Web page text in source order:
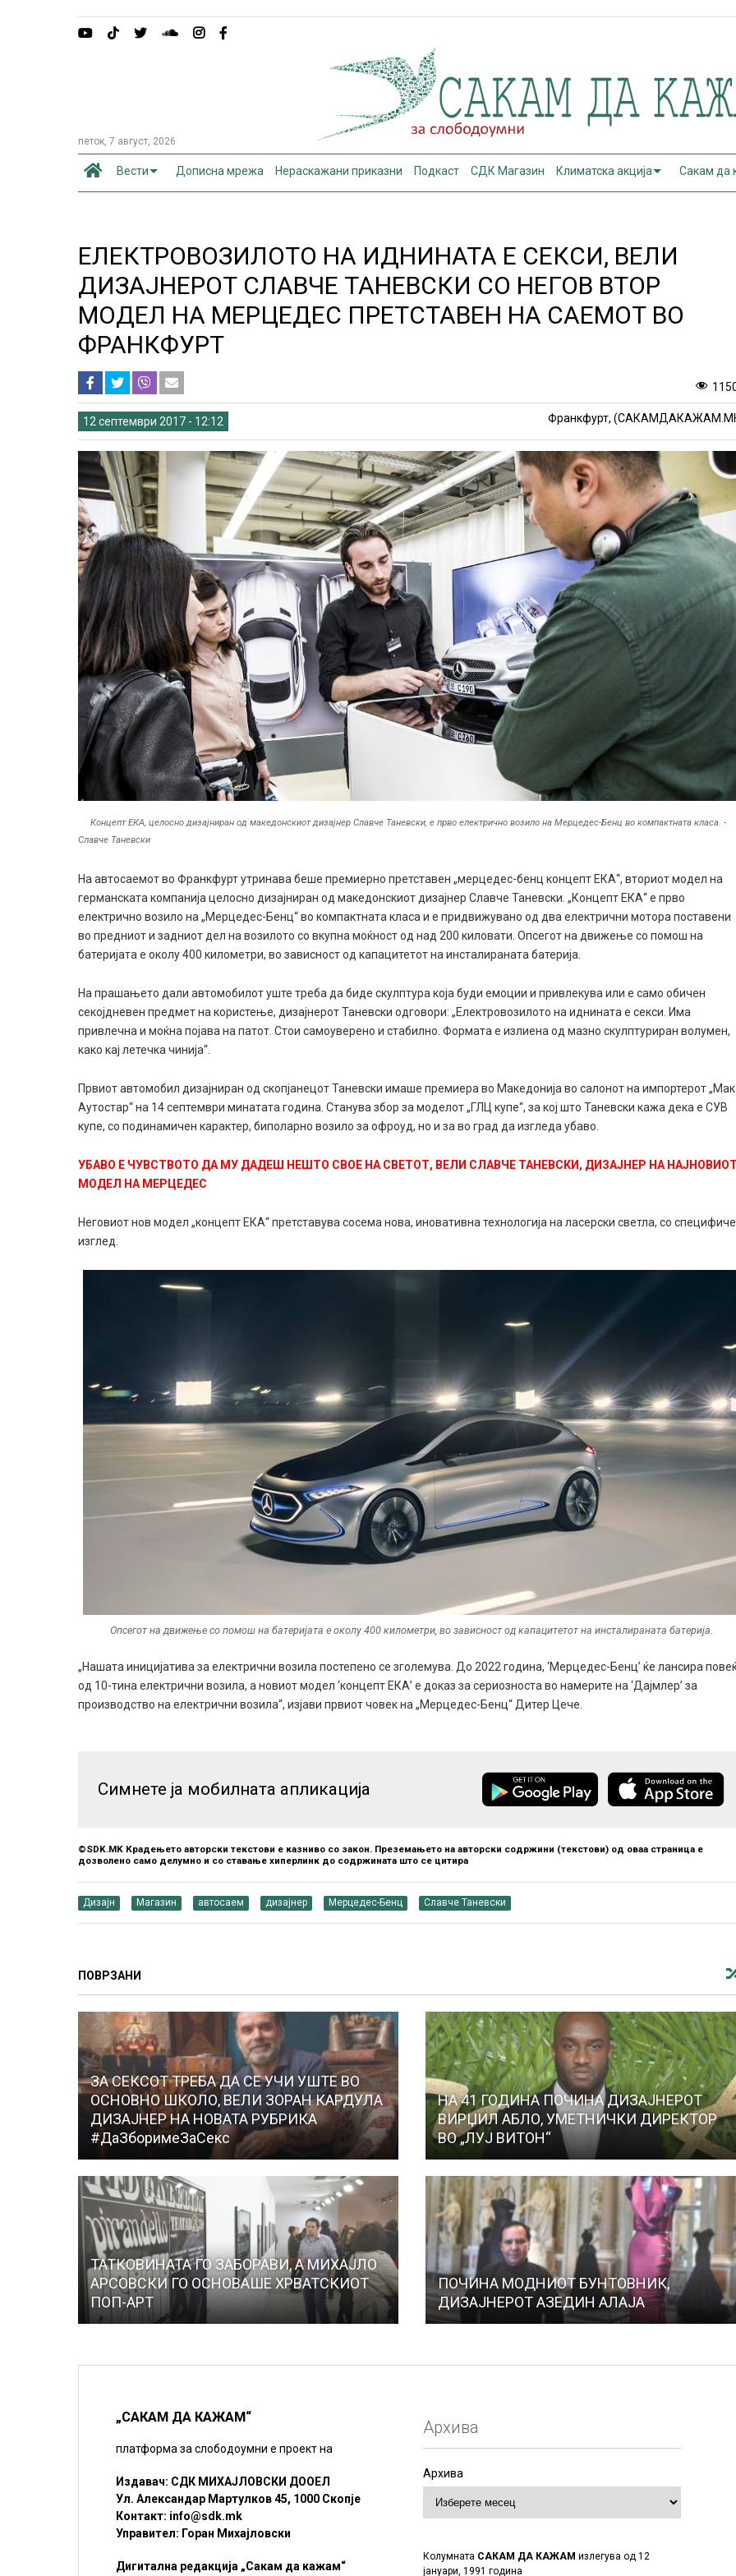
петок, 7 август, 2026
Вести Дописна мрежа Нераскажани приказни Подкаст СДК Магазин Климатска акција Сакам да
ЕЛЕКТРОВОЗИЛОТО НА ИДНИНАТА Е СЕКСИ, ВЕЛИ
ДИЗАЈНЕРОТ СЛАВЧЕ ТАНЕВСКИ СО НЕГОВ ВТОР
МОДЕЛ НА МЕРЦЕДЕС ПРЕТСТАВЕН НА САЕМОТ ВО
ФРАНКФУРТ
12 септември 2017 - 12:12 Франкфурт,
Концепт ЕКА, целосно дизајниран од македонскиот дизајнер Славче Таневски, е прво електрично возило на Мерцедес-Бенц во компактната класа. -
Славче Таневски
На автосаемот во Франкфурт утринава беше премиерно претставен „мерцедес-бенц концепт ЕКА“, вториот модел на
германската компанија целосно дизајниран од македонскиот дизајнер Славче Таневски. „Концепт ЕКА“ е прво
електрично возило на „Мерцедес-Бенц“ во компактната класа и е придвижувано од два електрични мотора поставени
во предниот и задниот дел на возилото со вкупна моќност од над 200 киловати. Опсегот на движење со помош на
батеријата е околу 400 километри, во зависност од капацитетот на инсталираната батерија.
На прашањето дали автомобилот уште треба да биде скулптура која буди емоции и привлекува или е само обичен
секојдневен предмет на користење, дизајнерот Таневски одговори: „Електровозилото на иднината е секси. Има
привлечна и моќна појава на патот. Стои самоуверено и стабилно. Формата е излиена од мазно скулптуриран волумен,
како кај летечка чинија“.
Првиот автомобил дизајниран од скопјанецот Таневски имаше премиера во Македонија во салонот на импортерот „Мак
Аутостар“ на 14 септември минатата година. Станува збор за моделот „ГЛЦ купе“, за кој што Таневски кажа дека е СУВ
купе, со подинамичен карактер, биполарно возило за офроуд, но и за во град да изгледа убаво.
УБАВО Е ЧУВСТВОТО ДА МУ ДАДЕШ НЕШТО СВОЕ НА СВЕТОТ, ВЕЛИ СЛАВЧЕ ТАНЕВСКИ, ДИЗАЈНЕР НА
МОДЕЛ НА МЕРЦЕДЕС
Неговиот нов модел „концепт ЕКА“ претставува сосема нова, иновативна технологија на ласерски светла, со
изглед.
Опсегот на движење со помош на батеријата е околу 400 километри, во зависност од капацитетот на инсталираната батерија.
„Нашата иницијатива за електрични возила постепено се зголемува. До 2022 година, ‘Мерцедес-Бенц’ ќе лансира
од 10-тина електрични возила, а новиот модел ‘концепт ЕКА’ е доказ за сериозноста во намерите на ‘Дајмлер’ за
производство на електрични возила“, изјави првиот човек на „Мерцедес-Бенц“ Дитер Цече.
Симнете ја мобилната апликација
©SDK.MK Крадењето авторски текстови е казниво со закон. Преземањето на авторски содржини (текстови) од оваа страница е
дозволено само делумно и со ставање хиперлинк до содржината што се цитира
Дизајн Магазин автосаем дизајнер Мерцедес-Бенц Славче Таневски
ПОВРЗАНИ
ЗА СЕКСОТ ТРЕБА ДА СЕ УЧИ УШТЕ ВО
ОСНОВНО ШКОЛО, ВЕЛИ ЗОРАН КАРДУЛА
ДИЗАЈНЕР НА НОВАТА РУБРИКА
#ДаЗборимеЗаСекс
НА 41 ГОДИНА ПОЧИНА ДИЗАЈНЕРОТ
ВИРЏИЛ АБЛО, УМЕТНИЧКИ ДИРЕКТОР
ВО „ЛУЈ ВИТОН“
ТАТКОВИНАТА ГО ЗАБОРАВИ, А МИХАЈЛО
АРСОВСКИ ГО ОСНОВАШЕ ХРВАТСКИОТ
ПОП-АРТ
ПОЧИНА МОДНИОТ БУНТОВНИК,
ДИЗАЈНЕРОТ АЗЕДИН АЛАЈА
„САКАМ ДА КАЖАМ“
платформа за слободоумни е проект на
Издавач: СДК МИХАЈЛОВСКИ ДООЕЛ
Ул. Александар Мартулков 45, 1000 Скопје
Контакт: info@sdk.mk
Управител: Горан Михајловски
Дигитална редакција „Сакам да кажам“
Архива
Архива
Колумната САКАМ ДА КАЖАМ излегува од 12
јануари, 1991 година